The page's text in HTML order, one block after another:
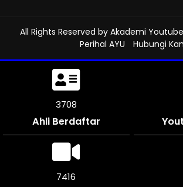
All Rights Reserved by Akademi
Perihal AYU
Hubungi
4251
Ahli Berdaftar
8502